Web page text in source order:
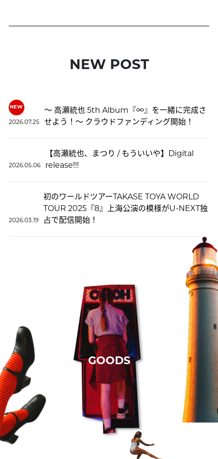
NEW POST
2026.07.25
〜 高瀬統也 5th Album『∞』を一緒に完成さ
せよう！〜 クラウドファンディング開始！
2026.05.06
【高瀬統也、まつり / もういいや】Digital
release!!!
2026.03.19
初のワールドツアーTAKASE TOYA WORLD
TOUR 2025『8』上海公演の模様がU-NEXT独
占で配信開始！
GOODS